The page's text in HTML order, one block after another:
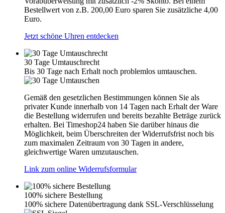
Bestellwert von z.B. 200,00 Euro sparen Sie zusätzliche 4,00
Euro.
Jetzt schöne Uhren entdecken
30 Tage Umtauschrecht
Bis 30 Tage nach Erhalt noch problemlos umtauschen.
Gemäß den gesetzlichen Bestimmungen können Sie als
privater Kunde innerhalb von 14 Tagen nach Erhalt der Ware
die Bestellung widerrufen und bereits bezahlte Beträge zurück
erhalten. Bei Timeshop24 haben Sie darüber hinaus die
Möglichkeit, beim Überschreiten der Widerrufsfrist noch bis
zum maximalen Zeitraum von 30 Tagen in andere,
gleichwertige Waren umzutauschen.
Link zum online Widerrufsformular
100% sichere Bestellung
100% sichere Datenübertragung dank SSL-Verschlüsselung